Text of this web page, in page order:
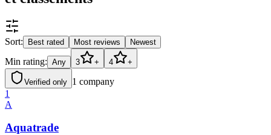
Sort: Best rated Most reviews Newest
Min rating: Any 3 + 4 +
Verified only 1 company
1
A
Aquatrade